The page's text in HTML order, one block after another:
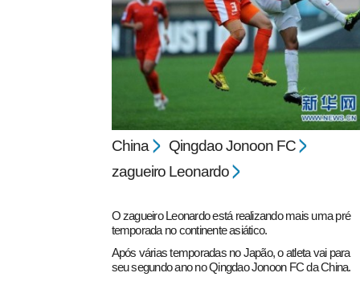
pecbol.com
China
Qingdao Jonoon FC
zagueiro Leonardo
O zagueiro Leonardo está realizando mais uma pré
temporada no continente asiático.
Após várias temporadas no Japão, o atleta vai para
seu segundo ano no Qingdao Jonoon FC da China.